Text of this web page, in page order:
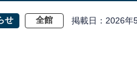
せ 全館 掲載日 2026年